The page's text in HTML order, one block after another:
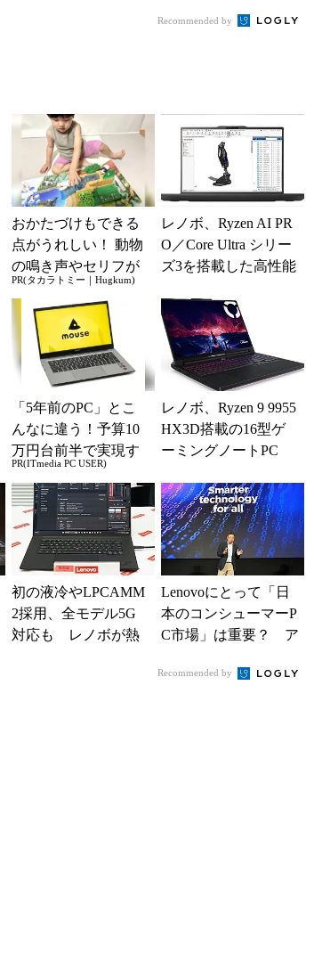
者に聞く
Recommended by
おかたづけもできる
点がうれしい！ 動物
の鳴き声やセリフが
盛りだくさんの「ア
ニア サウンドいっ
ぱい！ ...
PR(タカラトミー｜Hugkum)
レノボ、Ryzen AI PR
O／Core Ultra シリー
ズ3を搭載した高性能
テ...
「5年前のPC」とこ
んなに違う！予算10
万円台前半で実現す
る快適PCライフ
PR(ITmedia PC USER)
レノボ、Ryzen 9 9955
HX3D搭載の16型ゲ
ーミングノートPC
初の液冷やLPCAMM
2採用、全モデル5G
対応も レノボが熱
Lenovoにとって「日
本のコンシューマーP
C市場」は重要？ ア
者に聞く
Recommended by